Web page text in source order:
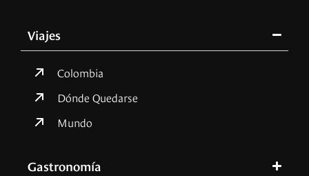
Viajes
Colombia
Dónde Quedarse
Mundo
Gastronomía